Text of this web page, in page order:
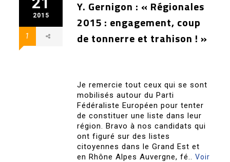
2015
1
Y. Gernigon : « Régionales
2015 : engagement, coup
de tonnerre et trahison ! »
Je remercie tout ceux qui se sont
mobilisés autour du Parti
Fédéraliste Européen pour tenter
de constituer une liste dans leur
région. Bravo à nos candidats qui
ont figuré sur des listes
citoyennes dans le Grand Est et
en Rhône Alpes Auvergne, fé..Voir